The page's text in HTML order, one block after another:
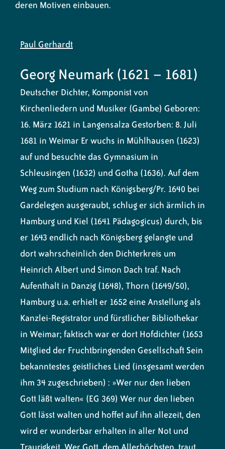
deren Motiven einbauen.
Paul Gerhardt
Georg Neumark (1621 – 1681)
Deutscher Dichter, Komponist von
Kirchenliedern und Musiker (Gambe) Geboren:
16. März 1621 in Langensalza Gestorben: 8. Juli
1681 in Weimar Er wuchs in Mühlhausen (1623)
auf und besuchte das Gymnasium in
Schleusingen (1632) und Gotha (1636). Auf dem
Weg zum Studium nach Königsberg/Pr. 1640 bei
Gardelegen ausgeraubt, schlug er sich ärmlich in
Hamburg und Kiel (1641 Pädagogicus) durch, bis
er 1643 endlich nach Königsberg gelangte und
dort wahrscheinlich den Dichterkreis um
Heinrich Albert und Simon Dach traf. Nach
Aufenthalt in Danzig (1648), Thorn (1649/50),
Hamburg u.a. erhielt er 1652 eine Anstellung als
Kanzlei-Registrator und fürstlicher Bibliothekar
in Weimar; faktisch war er dort Hofdichter (1653
Mitglied der Fruchtbringenden Gesellschaft Sein
bekanntestes geistliches Lied (insgesamt werden
ihm 34 zugeschrieben) : »Wer nur den lieben
Gott läßt walten« (EG 369) Wer nur den lieben
Gott lässt walten und hoffet auf ihn allezeit, den
wird er wunderbar erhalten in aller Not und